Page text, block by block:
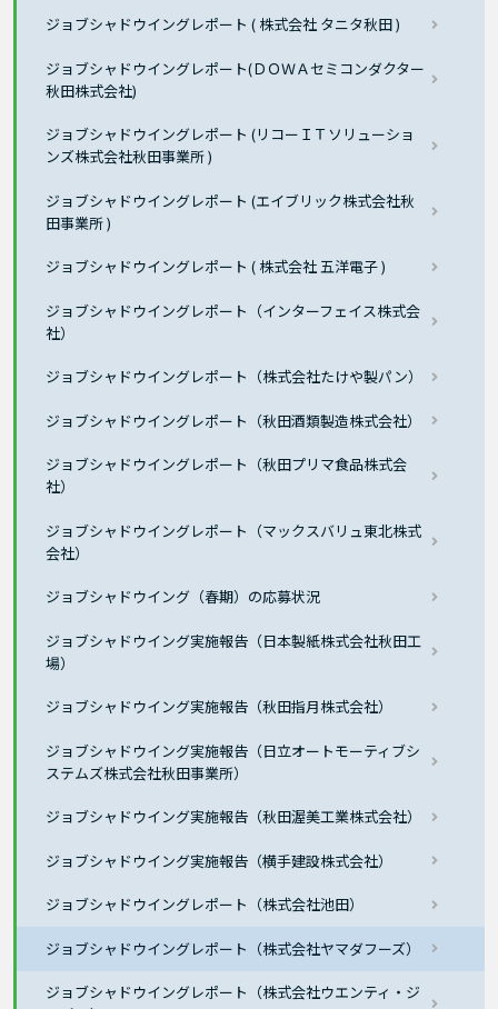
ジョブシャドウイングレポート ( 株式会社 タニタ秋田 )
ジョブシャドウイングレポート(ＤＯＷＡセミコンダクター
秋田株式会社)
ジョブシャドウイングレポート (リコーＩＴソリューショ
ンズ株式会社秋田事業所 )
ジョブシャドウイングレポート (エイブリック株式会社秋
田事業所 )
ジョブシャドウイングレポート ( 株式会社 五洋電子 )
ジョブシャドウイングレポート（インターフェイス株式会
社）
ジョブシャドウイングレポート（株式会社たけや製パン）
ジョブシャドウイングレポート（秋田酒類製造株式会社）
ジョブシャドウイングレポート（秋田プリマ食品株式会
社）
ジョブシャドウイングレポート（マックスバリュ東北株式
会社）
ジョブシャドウイング（春期）の応募状況
ジョブシャドウイング実施報告（日本製紙株式会社秋田工
場）
ジョブシャドウイング実施報告（秋田指月株式会社）
ジョブシャドウイング実施報告（日立オートモーティブシ
ステムズ株式会社秋田事業所）
ジョブシャドウイング実施報告（秋田渥美工業株式会社）
ジョブシャドウイング実施報告（横手建設株式会社）
ジョブシャドウイングレポート（株式会社池田）
ジョブシャドウイングレポート（株式会社ヤマダフーズ）
ジョブシャドウイングレポート（株式会社ウエンティ・ジ